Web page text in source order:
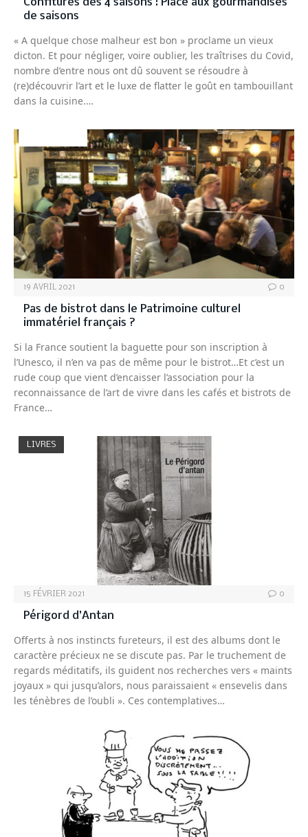
Confitures des 4 saisons : Place aux gourmandises
de saisons
« A quelque chose malheur est bon » proclame un vieux
dicton. Et pour négliger, voire oublier, les traîtrises du Covid,
nombre d’entre nous ont dû souvent se résoudre à
(re)découvrir l’art et le luxe de flatter le goût en tambouillant
dans la cuisine.…
19 AVRIL 2021 0
Pas de bistrot dans le Patrimoine culturel
immatériel français ?
Si la France soutient la baguette pour son inscription à
l’Unesco, il n’en va pas de même pour le bistrot…Et c’est un
rude coup que vient d’encaisser l’association pour la
reconnaissance de l’art de vivre dans les cafés et bistrots de
France…
LIVRES
15 FÉVRIER 2021 0
Périgord d’Antan
Offerts à nos instincts fureteurs, il est des albums dont le
caractère précieux ne se discute pas. Par le truchement de
regards méditatifs, ils guident nos recherches vers « maints
joyaux » qui jusqu’alors, nous paraissaient « ensevelis dans
les ténèbres de l’oubli ». Ces contemplatives…